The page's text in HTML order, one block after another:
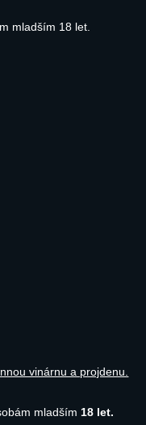
mladším 18 let.
vinárnu a projdenu.
mladším 18 let.